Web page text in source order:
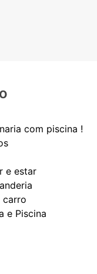
com piscina !
e estar
carro
e Piscina